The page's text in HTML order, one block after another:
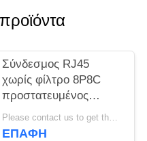
Σύνδεσμος RJ45
χωρίς φίλτρο 8P8C
προστατευμένος
σύνδεσμος
DGKYD561188GWA1DY128
Please contact us to get the latest price. MOQ:1 Τεμάχιο
ΕΠΑΦΉ